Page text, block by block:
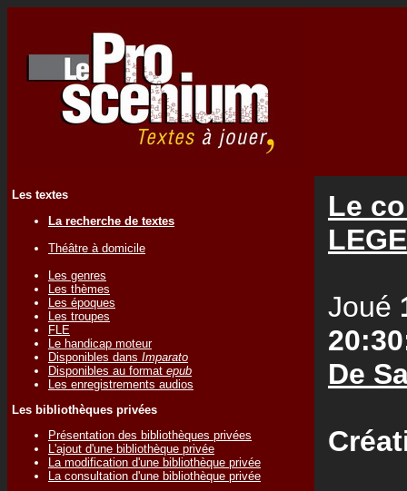
Les textes
La recherche de textes
Théâtre à domicile
Les genres
Les thèmes
Les époques
Les troupes
FLE
Le handicap moteur
Disponibles dans Imparato
Disponibles au format epub
Les enregistrements audios
Les bibliothèques privées
Présentation des bibliothèques privées
L'ajout d'une bibliothèque privée
La modification d'une bibliothèque privée
La consultation d'une bibliothèque privée
Le
Joué
De